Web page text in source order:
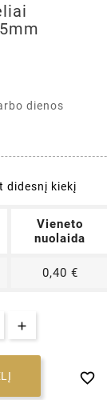
dienos
didesnį kiekį
Vieneto
nuolaida
0,40 €
